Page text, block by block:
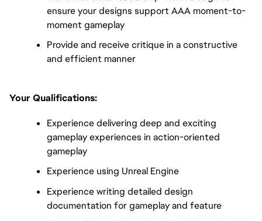
ensure your designs support AAA moment-to-
moment gameplay
Provide and receive critique in a constructive
and efficient manner
Your Qualifications:
Experience delivering deep and exciting
gameplay experiences in action-oriented
gameplay
Experience using Unreal Engine
Experience writing detailed design
documentation for gameplay and feature